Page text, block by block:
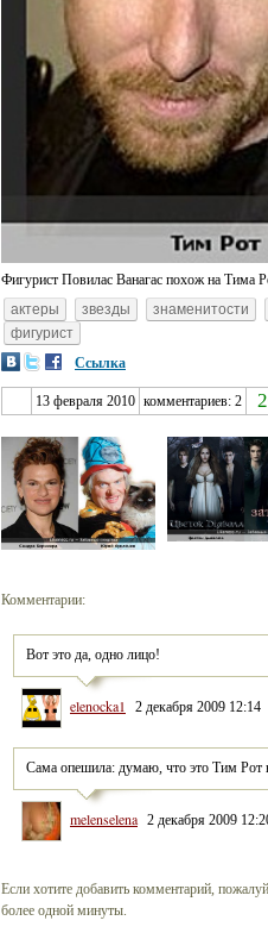
Фигурист Повилас Ванагас похож на Тима
актеры
звезды знаменитости
фигурист
Ссылка
13 февраля 2010 комментариев: 2
Комментарии:
Вот это да, одно лицо!
elenocka1 2 декабря 2009 12:14
Сама опешила: думаю, что это Тим Рот
melenselena 2 декабря 2009
Если хотите добавить комментарий,
более одной минуты.